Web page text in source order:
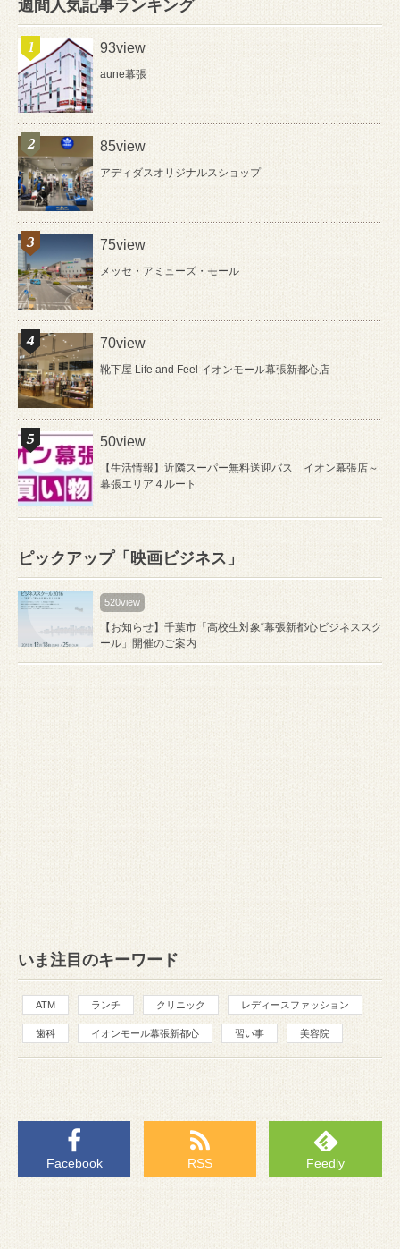
週間人気記事ランキング
93view
aune幕張
85view
アディダスオリジナルスショップ
75view
メッセ・アミューズ・モール
70view
靴下屋 Life and Feel イオンモール幕張新都心店
50view
【生活情報】近隣スーパー無料送迎バス イオン幕張店～
幕張エリア４ルート
ピックアップ「映画ビジネス」
520view
【お知らせ】千葉市「高校生対象“幕張新都心ビジネススク
ール」開催のご案内
いま注目のキーワード
ATM ランチ クリニック レディースファッション
歯科 イオンモール幕張新都心 習い事 美容院
Facebook RSS Feedly